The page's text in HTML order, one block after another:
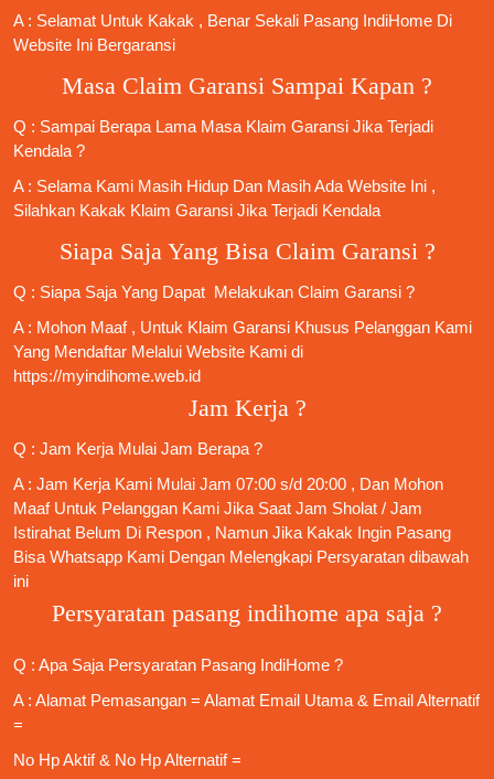
A : Selamat Untuk Kakak , Benar Sekali Pasang IndiHome Di
Website Ini Bergaransi
Masa Claim Garansi Sampai Kapan ?
Q : Sampai Berapa Lama Masa Klaim Garansi Jika Terjadi
Kendala ?
A : Selama Kami Masih Hidup Dan Masih Ada Website Ini ,
Silahkan Kakak Klaim Garansi Jika Terjadi Kendala
Siapa Saja Yang Bisa Claim Garansi ?
Q : Siapa Saja Yang Dapat Melakukan Claim Garansi ?
A : Mohon Maaf , Untuk Klaim Garansi Khusus Pelanggan Kami
Yang Mendaftar Melalui Website Kami di
https://myindihome.web.id
Jam Kerja ?
Q : Jam Kerja Mulai Jam Berapa ?
A : Jam Kerja Kami Mulai Jam 07:00 s/d 20:00 , Dan Mohon
Maaf Untuk Pelanggan Kami Jika Saat Jam Sholat / Jam
Istirahat Belum Di Respon , Namun Jika Kakak Ingin Pasang
Bisa Whatsapp Kami Dengan Melengkapi Persyaratan dibawah
ini
Persyaratan pasang indihome apa saja ?
Q : Apa Saja Persyaratan Pasang IndiHome ?
A : Alamat Pemasangan = Alamat Email Utama & Email Alternatif
=
No Hp Aktif & No Hp Alternatif =